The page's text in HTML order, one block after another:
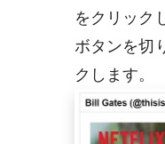
をクリック
ボタンを切
クします。